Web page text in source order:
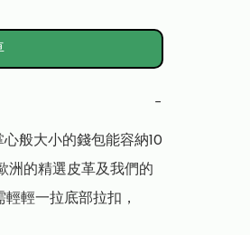
−
般大小的錢包能容納10
洲的精選皮革及我們的
輕一拉底部拉扣，